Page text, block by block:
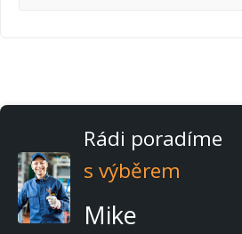
Rádi poradíme
s výběrem
Mike